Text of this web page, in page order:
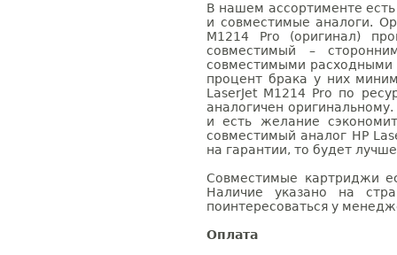
В нашем ассортименте
и совместимые аналоги.
M1214 Pro (оригинал)
совместимый –
совместимыми расходными
процент брака у них
LaserJet M1214 Pro по
аналогичен
и есть желание
совместимый аналог HP
на гарантии, то будет
Совместимые картриджи
Наличие указано на
поинтересоваться у
Оплата